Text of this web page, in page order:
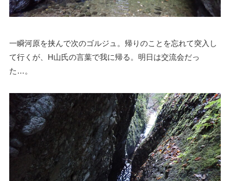
一瞬河原を挟んで次のゴルジュ。帰りのことを忘れて突入し
て行くが、H山氏の言葉で我に帰る。明日は交流会だっ
た…。